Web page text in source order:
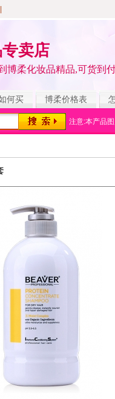
卖店
博柔化妆品精品,可货到
何买 博柔价格表
注意:本产品